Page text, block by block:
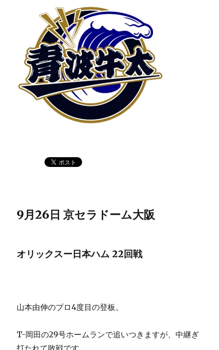
9月26日 京セラドーム大阪
オリックスー日本ハム 22回戦
山本由伸のプロ4度目の登板。
T-岡田の29号ホームランで追いつきますが、中継ぎ